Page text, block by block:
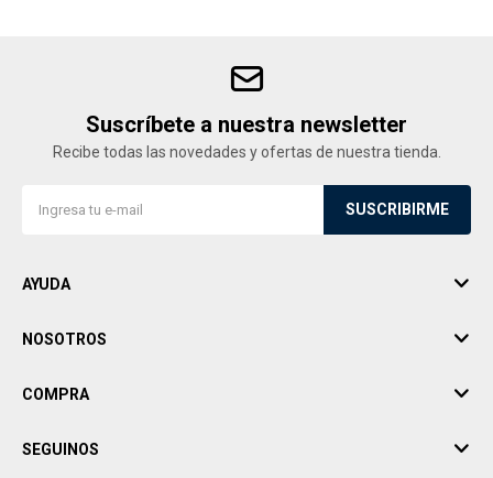
Suscríbete a nuestra newsletter
Recibe todas las novedades y ofertas de nuestra tienda.
SUSCRIBIRME
AYUDA
NOSOTROS
COMPRA
SEGUINOS